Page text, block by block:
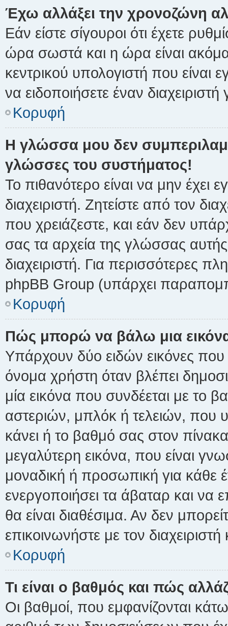
Έχω αλλάξει την χρονοζώνη
Εάν είστε σίγουροι ότι έχετε
ώρα σωστά και η ώρα είναι
κεντρικού υπολογιστή που
να ειδοποιήσετε έναν
Κορυφή
Η γλώσσα μου δεν
γλώσσες του συστήματος!
Το πιθανότερο είναι να μην
διαχειριστή. Ζητείστε από τον
που χρειάζεστε, και εάν δεν
σας τα αρχεία της γλώσσας
διαχειριστή. Για περισσότερες
phpBB Group (υπάρχει
Κορυφή
Πώς μπορώ να βάλω μια
Υπάρχουν δύο ειδών εικόνες
όνομα χρήστη όταν βλέπει
μία εικόνα που συνδέεται με το
αστεριών, μπλόκ ή τελειών, που
κάνει ή το βαθμό σας στον
μεγαλύτερη εικόνα, που είναι
μοναδική ή προσωπική για κάθε
ενεργοποιήσει τα άβαταρ και να
θα είναι διαθέσιμα. Αν δεν
επικοινωνήστε με τον
Κορυφή
Τι είναι ο βαθμός και πώς
Οι βαθμοί, που εμφανίζονται